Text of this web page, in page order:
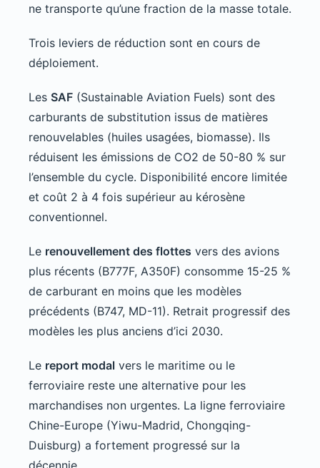
ne transporte qu’une fraction de la masse totale.
Trois leviers de réduction sont en cours de
déploiement.
Les SAF (Sustainable Aviation Fuels) sont des
carburants de substitution issus de matières
renouvelables (huiles usagées, biomasse). Ils
réduisent les émissions de CO2 de 50-80 % sur
l’ensemble du cycle. Disponibilité encore limitée
et coût 2 à 4 fois supérieur au kérosène
conventionnel.
Le renouvellement des flottes vers des avions
plus récents (B777F, A350F) consomme 15-25 %
de carburant en moins que les modèles
précédents (B747, MD-11). Retrait progressif des
modèles les plus anciens d’ici 2030.
Le report modal vers le maritime ou le
ferroviaire reste une alternative pour les
marchandises non urgentes. La ligne ferroviaire
Chine-Europe (Yiwu-Madrid, Chongqing-
Duisburg) a fortement progressé sur la
décennie.